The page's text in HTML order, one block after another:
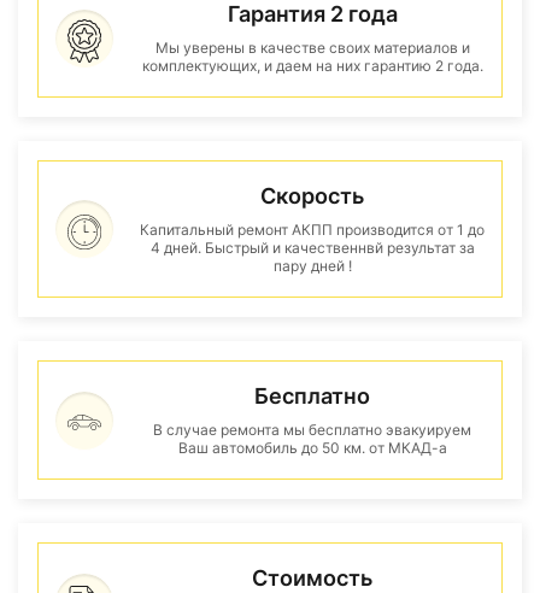
Гарантия 2 года
Мы уверены в качестве своих материалов и
комплектующих, и даем на них гарантию 2 года.
Скорость
Капитальный ремонт АКПП производится от 1 до
4 дней. Быстрый и качественнвй результат за
пару дней !
Бесплатно
В случае ремонта мы бесплатно эвакуируем
Ваш автомобиль до 50 км. от МКАД-а
Стоимость